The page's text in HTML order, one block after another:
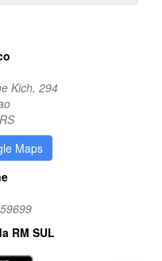
Kich, 294
Maps
RM SUL